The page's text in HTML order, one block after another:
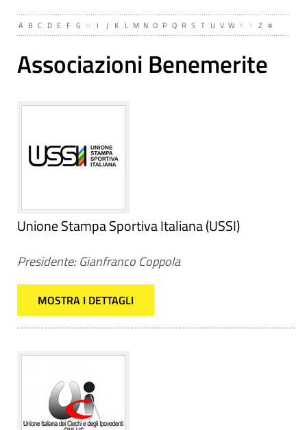
A B C D E F G H I J K L M N O P Q R S T U V W X Y Z #
Associazioni Benemerite
Unione Stampa Sportiva Italiana (USSI)
Presidente: Gianfranco Coppola
MOSTRA I DETTAGLI